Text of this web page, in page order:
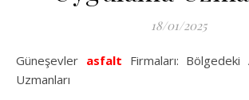
18/01/2025
Güneşevler asfalt Firmaları:
Uzmanları